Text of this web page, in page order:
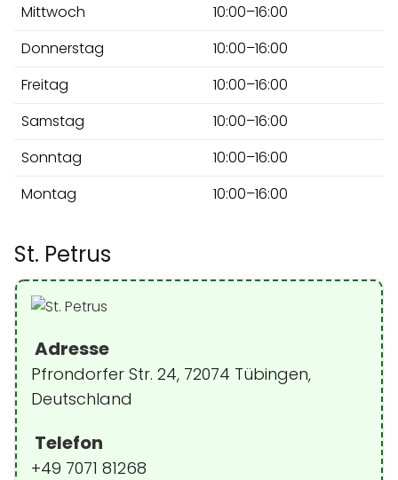
Mittwoch
10:00–16:00
Donnerstag
10:00–16:00
Freitag
10:00–16:00
Samstag
10:00–16:00
Sonntag
10:00–16:00
Montag
10:00–16:00
St. Petrus
Adresse
Pfrondorfer Str. 24, 72074 Tübingen,
Deutschland
Telefon
+49 7071 81268